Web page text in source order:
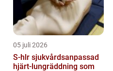
05 juli 2026
S-hlr sjukvårdsanpassad
hjärt-lungräddning som